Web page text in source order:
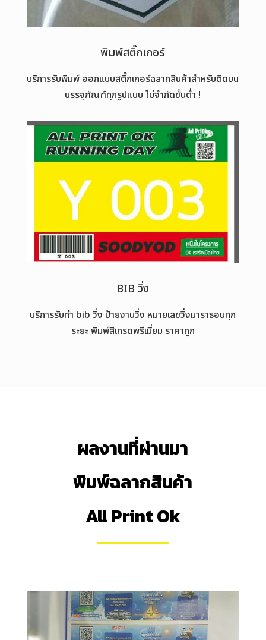
พิมพ์สติ๊กเกอร์
บริการรับพิมพ์ ออกแบบสติ๊กเกอร์ฉลากสินค้าสำหรับติดบน
บรรจุภัณฑ์ทุกรูปแบบ ไม่จำกัดขั้นต่ำ !
BIB วิ่ง
บริการรับทำ bib วิ่ง ป้ายงานวิ่ง หมายเลขวิ่งมาราธอนทุก
ระยะ พิมพ์สีเกรดพรีเมี่ยม ราคาถูก
ผลงานที่ผ่านมา
พิมพ์ฉลากสินค้า
All Print Ok